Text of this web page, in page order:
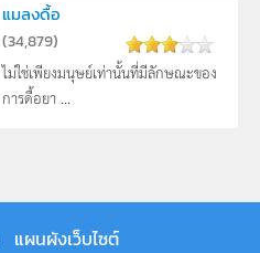
แมลงดื้อ
(34,879)
ไม่ใช่เพียงมนุษย์เท่านั้นที่มีลักษณะของ
การดื้อยา ...
แผนผังเว็บไซต์